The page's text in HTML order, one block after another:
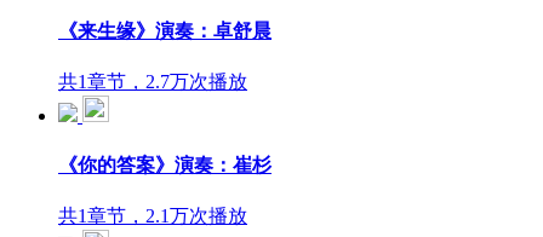
《来生缘》演奏：卓舒晨
共1章节，2.7万次播放
《你的答案》演奏：崔杉
共1章节，2.1万次播放